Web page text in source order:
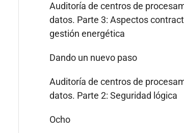
Auditoría de centros de
datos. Parte 3: Aspectos
gestión energética
Dando un nuevo paso
Auditoría de centros de
datos. Parte 2: Seguridad lógica
Ocho